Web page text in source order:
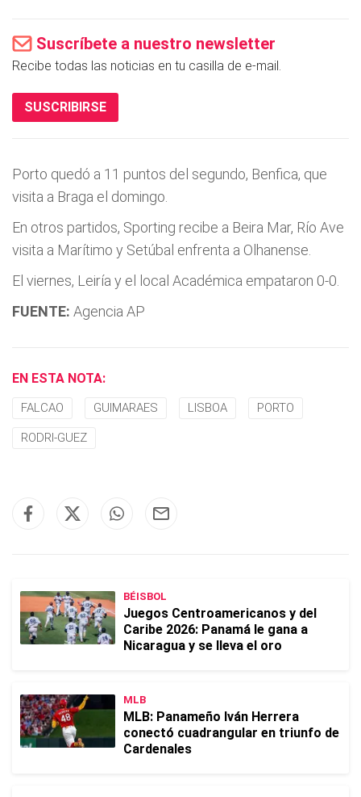
Suscríbete a nuestro newsletter
Recibe todas las noticias en tu casilla de e-mail.
SUSCRIBIRSE
Porto quedó a 11 puntos del segundo, Benfica, que
visita a Braga el domingo.
En otros partidos, Sporting recibe a Beira Mar, Rí­o Ave
visita a Marí­timo y Setúbal enfrenta a Olhanense.
El viernes, Leirí­a y el local Académica empataron 0-0.
FUENTE: Agencia AP
EN ESTA NOTA:
FALCAO GUIMARAES LISBOA PORTO
RODRI-GUEZ
BÉISBOL
Juegos Centroamericanos y del
Caribe 2026: Panamá le gana a
Nicaragua y se lleva el oro
MLB
MLB: Panameño Iván Herrera
conectó cuadrangular en triunfo de
Cardenales